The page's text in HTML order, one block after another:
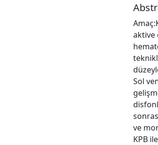
aktive
Sol
ve
KPB